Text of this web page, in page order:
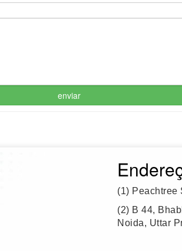
enviar
(1) Peachtree
(2) B 44,
Noida, Uttar